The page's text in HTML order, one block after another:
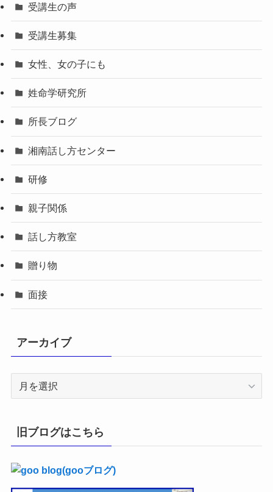
受講生の声
受講生募集
女性、女の子にも
姓命学研究所
所長ブログ
湘南話し方センター
研修
親子関係
話し方教室
贈り物
面接
アーカイブ
イ
ブ
旧ブログはこちら